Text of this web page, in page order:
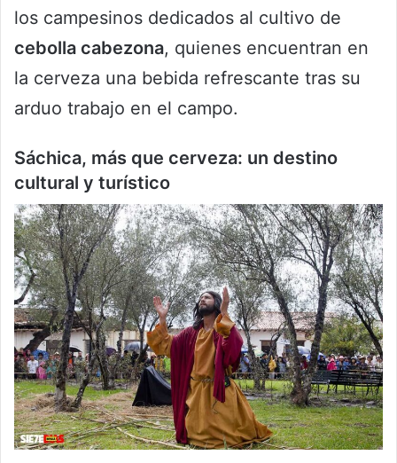
los campesinos dedicados al cultivo de
cebolla cabezona, quienes encuentran en
la cerveza una bebida refrescante tras su
arduo trabajo en el campo.
Sáchica, más que cerveza: un destino
cultural y turístico